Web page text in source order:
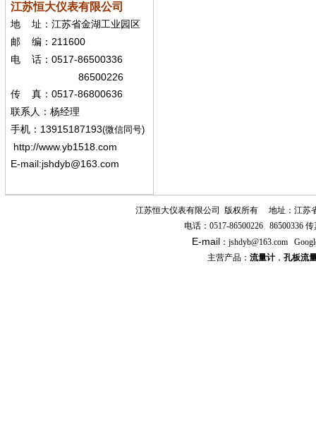
江苏恒大仪表有限公司
地
址：江苏省金湖工业园区
邮
编： 211600
电 话： 0517-86500336
86500226
传 真： 0517-86800636
联系人：杨经理
手机 ： 13915187193(微信同号)
http://www.yb1518.com
E-mail:jshdyb@163.com
江苏恒大仪表有限公司 版权所有
地址：江苏
电话： 0517-86500226 86500336 传
E-mail ： jshdyb@163.com
主营产品： 流量计， 孔板流